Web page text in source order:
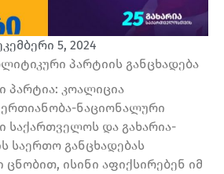
5, 2024
პარტიის განცხადება
პარტია: კოალიცია
ნაციონალური
საქართველოს და გახარია-
საერთო განცხადებას
ისინი აფიქსირებენ იმ